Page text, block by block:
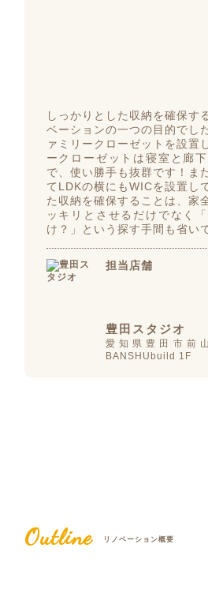
しっかりとした収納を確保す
ベーションの一つの目的でし
ァミリークローゼットを設置
ークローゼットは寝室と廊
で、使い勝手も抜群です！ま
てLDKの横にもWICを設置し
た収納を確保することは、家
ッキリとさせるだけでなく
け？」という探す手間も省い
担当店舗
豊田スタジオ
愛知県豊田市前
BANSHUbuild 1F
Outline リノベーション概要